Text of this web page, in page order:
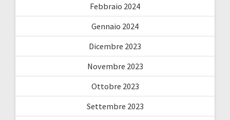
Febbraio 2024
Gennaio 2024
Dicembre 2023
Novembre 2023
Ottobre 2023
Settembre 2023